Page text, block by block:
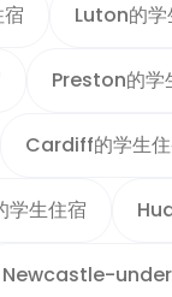
Luton的学
Preston的学
Cardiff的学生
生住宿
Newcastle-